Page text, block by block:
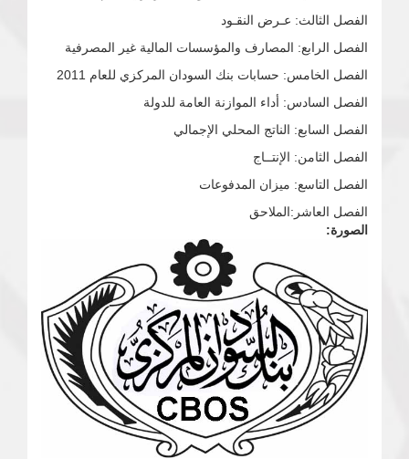
الفصل الثالث: عـرض النقـود
الفصل الرابع: المصارف والمؤسسات المالية غير المصرفية
الفصل الخامس: حسابات بنك السودان المركزي للعام 2011
الفصل السادس: أداء الموازنة العامة للدولة
الفصل السابع: الناتج المحلي الإجمالي
الفصل الثامن: الإنتــاج
الفصل التاسع: ميزان المدفوعات
الفصل العاشر:الملاحق
الصورة: